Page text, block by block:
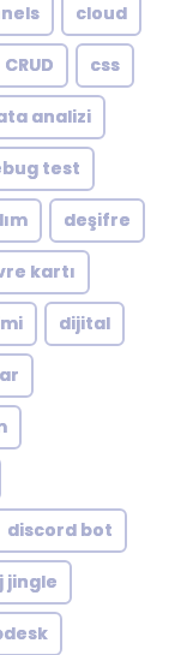
cloud
CRUD css
analizi
test
deşifre
kartı
dijital
discord bot
jingle